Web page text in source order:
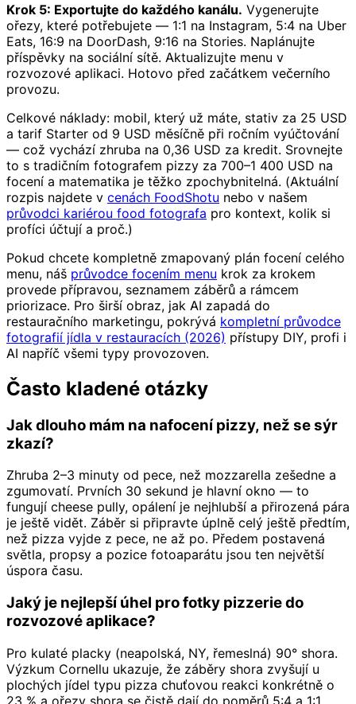
Krok 5: Exportujte do každého kanálu. Vygenerujte
ořezy, které potřebujete — 1:1 na Instagram, 5:4 na Uber
Eats, 16:9 na DoorDash, 9:16 na Stories. Naplánujte
příspěvky na sociální sítě. Aktualizujte menu v
rozvozové aplikaci. Hotovo před začátkem večerního
provozu.
Celkové náklady: mobil, který už máte, stativ za 25 USD
a tarif Starter od 9 USD měsíčně při ročním vyúčtování
— což vychází zhruba na 0,36 USD za kredit. Srovnejte
to s tradičním fotografem pizzy za 700–1 400 USD na
focení a matematika je těžko zpochybnitelná. (Aktuální
rozpis najdete v cenách FoodShotu nebo v našem
průvodci kariérou food fotografa pro kontext, kolik si
profíci účtují a proč.)
Pokud chcete kompletně zmapovaný plán focení celého
menu, náš průvodce focením menu krok za krokem
provede přípravou, seznamem záběrů a rámcem
priorizace. Pro širší obraz, jak AI zapadá do
restauračního marketingu, pokrývá kompletní průvodce
fotografií jídla v restauracích (2026) přístupy DIY, profi i
AI napříč všemi typy provozoven.
Často kladené otázky
Jak dlouho mám na nafocení pizzy, než se sýr
zkazí?
Zhruba 2–3 minuty od pece, než mozzarella zešedne a
zgumovatí. Prvních 30 sekund je hlavní okno — to
fungují cheese pully, opálení je nejhlubší a přirozená pára
je ještě vidět. Záběr si připravte úplně celý ještě předtím,
než pizza vyjde z pece, ne až po. Předem postavená
světla, propsy a pozice fotoaparátu jsou ten největší
úspora času.
Jaký je nejlepší úhel pro fotky pizzerie do
rozvozové aplikace?
Pro kulaté placky (neapolská, NY, řemeslná) 90° shora.
Výzkum Cornellu ukazuje, že záběry shora zvyšují u
plochých jídel typu pizza chuťovou reakci konkrétně o
23 % a ořezy shora se čistě dají do poměrů 5:4 a 1:1,